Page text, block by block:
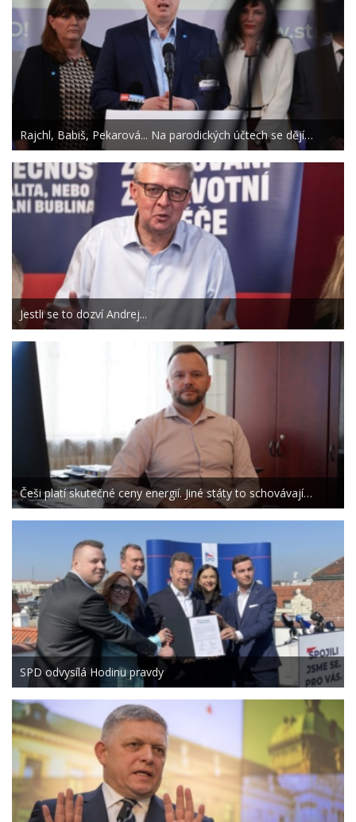
Rajchl, Babiš, Pekarová... Na parodických účtech se dějí…
Jestli se to dozví Andrej...
Češi platí skutečné ceny energií. Jiné státy to schovávají…
SPD odvysílá Hodinu pravdy